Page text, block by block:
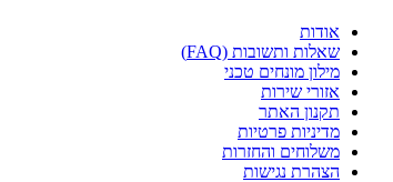
אודות
שאלות ותשובות (FAQ)
מילון מונחים טכני
אזורי שירות
תקנון האתר
מדיניות פרטיות
משלוחים והחזרות
הצהרת נגישות